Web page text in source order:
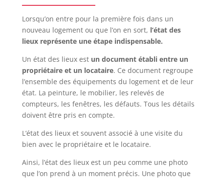
Lorsqu’on entre pour la première fois dans un
nouveau logement ou que l’on en sort, l’état des
lieux représente une étape indispensable.
Un état des lieux est un document établi entre un
propriétaire et un locataire. Ce document regroupe
l’ensemble des équipements du logement et de leur
état. La peinture, le mobilier, les relevés de
compteurs, les fenêtres, les défauts. Tous les détails
doivent être pris en compte.
L’état des lieux et souvent associé à une visite du
bien avec le propriétaire et le locataire.
Ainsi, l’état des lieux est un peu comme une photo
que l’on prend à un moment précis. Une photo que